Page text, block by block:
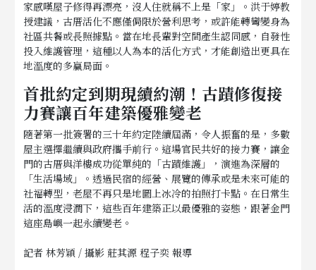
家感嘆屋子修得再漂亮，沒人住就稱不上是「家」。洪于婷教
授建議，古厝活化不應僅侷限於營利思考，或許能轉彎變身為
社區共餐或長照據點。當在地長輩對空間產生認同感，自發性
投入維護管理，這種以人為本的活化方式，才能創造出更具在
地溫度的多贏局面。
首批約定到期現續約潮！古蹟修復接
力賽讓百年建築優雅變老
隨著第一批簽署的三十年約定陸續屆滿，令人振奮的是，多數
屋主選擇繼續與政府攜手前行。這場官民共好的接力賽，讓金
門的古厝與洋樓成功從單純的「古蹟維護」，演進為深層的
「生活場域」。透過民宿的經營、展覽的傳承或是未來可能的
社福轉型，老屋不再只是地圖上冰冷的拍照打卡點。在日常生
活的溫度浸潤下，這些百年建築正以最優雅的姿態，跟著金門
這座島嶼一起永續變老。
記者 林芳穎 / 攝影 莊其源 程子奕 報導